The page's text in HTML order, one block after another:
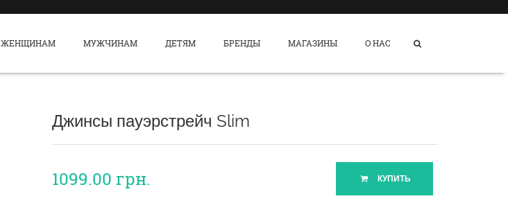
ЖЕНЩИНАМ МУЖЧИНАМ ДЕТЯМ БРЕНДЫ МАГАЗИНЫ О НАС
Джинсы пауэрстрейч Slim
1099.00 грн. КУПИТЬ